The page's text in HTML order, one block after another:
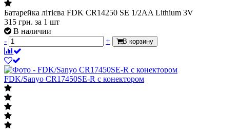
Батарейка літієва FDK CR14250 SE 1/2AA Lithium 3V
315 грн. за 1 шт
В наличии
-
+ В корзину
FDK/Sanyo CR17450SE-R с конектором